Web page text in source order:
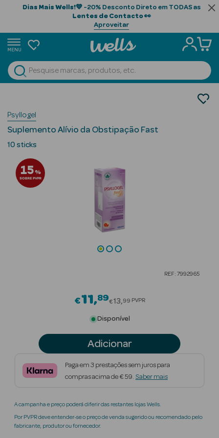
Dias Mais Wells!💙 -20% Desconto Direto em TODAS as
Lentes de Contacto👀
Aproveitar
MENU
Ver Tudo
Beauty Season
Cabelo
Beauty Season
Cosmética
Beauty Season
Nutricosmética
Perfumes
Beauty Season
Sistema Digestivo
Psyllogel
Suplemento Alívio da Obstipação Fast
10 sticks
15%
SOBRE PVPR
REF: 7992965
€11 89Price reduced from
€13 99 PVPR
Disponível
Adicionar
Paga em 3 prestações sem juros para
compras acima de € 59. Saber mais
A campanha e preço poderá diferir das restantes lojas Wells.
Por PVPR deve entender-se o preço de venda sugerido ou recomendado pelo
fabricante, produtor ou fornecedor.